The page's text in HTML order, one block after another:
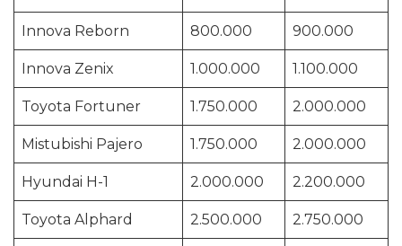
Innova Reborn 800.000 900.000
Innova Zenix 1.000.000 1.100.000
Toyota Fortuner 1.750.000 2.000.000
Mistubishi Pajero 1.750.000 2.000.000
Hyundai H-1 2.000.000 2.200.000
Toyota Alphard 2.500.000 2.750.000